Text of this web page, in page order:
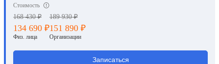
Стоимость
168 430 ₽
134 690 ₽
Физ. лица
189 930 ₽
151 890 ₽
Организации
Записаться